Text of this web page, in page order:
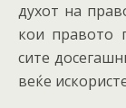
духот на
кои правото
сите
веќе